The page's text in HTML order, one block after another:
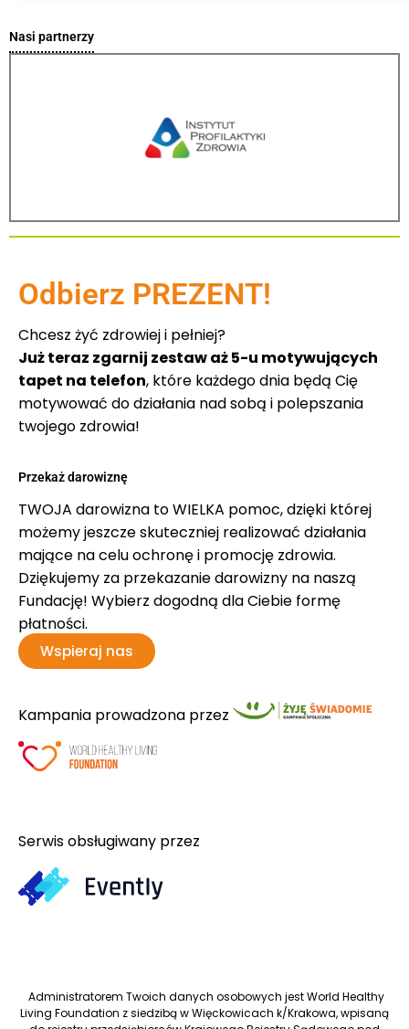
Nasi partnerzy
Odbierz PREZENT!
Chcesz żyć zdrowiej i pełniej?
Już teraz zgarnij zestaw aż 5-u motywujących
tapet na telefon, które każdego dnia będą Cię
motywować do działania nad sobą i polepszania
twojego zdrowia!
Przekaż darowiznę
TWOJA darowizna to WIELKA pomoc, dzięki której
możemy jeszcze skuteczniej realizować działania
mające na celu ochronę i promocję zdrowia.
Dziękujemy za przekazanie darowizny na naszą
Fundację! Wybierz dogodną dla Ciebie formę
płatności.
Wspieraj nas
Kampania prowadzona przez
Serwis obsługiwany przez
Administratorem Twoich danych osobowych jest World Healthy
Living Foundation z siedzibą w Więckowicach k/Krakowa, wpisaną